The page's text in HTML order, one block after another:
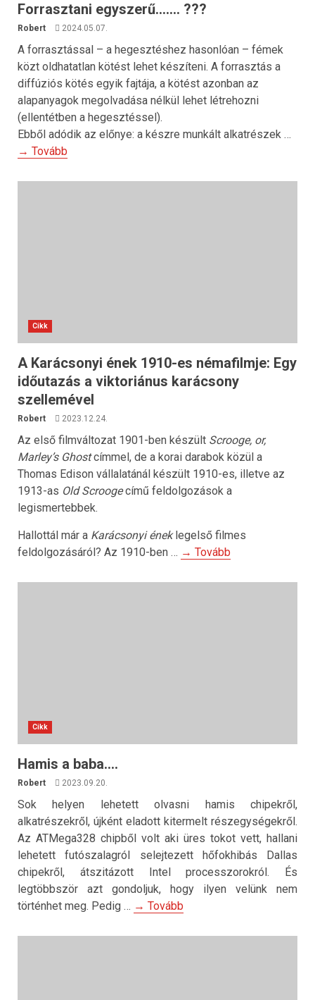
Forrasztani egyszerű……. ???
Robert 2024.05.07.
A forrasztással – a hegesztéshez hasonlóan – fémek
közt oldhatatlan kötést lehet készíteni. A forrasztás a
diffúziós kötés egyik fajtája, a kötést azonban az
alapanyagok megolvadása nélkül lehet létrehozni
(ellentétben a hegesztéssel).
Ebből adódik az előnye: a készre munkált alkatrészek …
→ Tovább
Cikk
A Karácsonyi ének 1910-es némafilmje: Egy
időutazás a viktoriánus karácsony
szellemével
Robert 2023.12.24.
Az első filmváltozat 1901-ben készült Scrooge, or,
Marley’s Ghostcímmel, de a korai darabok közül a
Thomas Edison vállalatánál készült 1910-es, illetve az
1913-as Old Scroogecímű feldolgozások a
legismertebbek.
Hallottál már a Karácsonyi éneklegelső filmes
feldolgozásáról? Az 1910-ben … → Tovább
Cikk
Hamis a baba….
Robert 2023.09.20.
Sok helyen lehetett olvasni hamis chipekről,
alkatrészekről, újként eladott kitermelt részegységekről.
Az ATMega328 chipből volt aki üres tokot vett, hallani
lehetett futószalagról selejtezett hőfokhibás Dallas
chipekről, átszitázott Intel processzorokról. És
legtöbbször azt gondoljuk, hogy ilyen velünk nem
történhet meg. Pedig … → Tovább